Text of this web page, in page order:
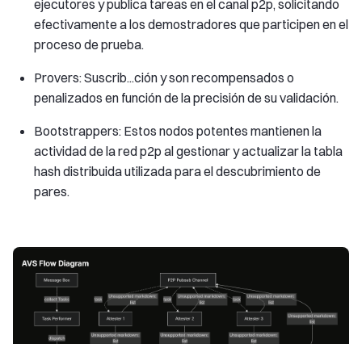
ejecutores y publica tareas en el canal p2p, solicitando
efectivamente a los demostradores que participen en el
proceso de prueba.
Provers: Suscrib...ción y son recompensados o
penalizados en función de la precisión de su validación.
Bootstrappers: Estos nodos potentes mantienen la
actividad de la red p2p al gestionar y actualizar la tabla
hash distribuida utilizada para el descubrimiento de
pares.